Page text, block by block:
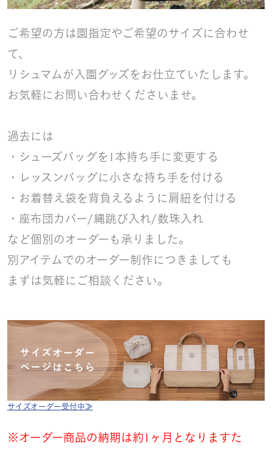
ご希望の方は園指定やご希望のサイズに合わせ
て、
リシュマムが入園グッズをお仕立ていたします。
お気軽にお問い合わせくださいませ。
過去には
・シューズバッグを1本持ち手に変更する
・レッスンバッグに小さな持ち手を付ける
・お着替え袋を背負えるように肩紐を付ける
・座布団カバー/縄跳び入れ/数珠入れ
など個別のオーダーも承りました。
別アイテムでのオーダー制作につきましても
まずは気軽にご相談ください。
サイズオーダー受付中≫
※オーダー商品の納期は約1ヶ月となりますた